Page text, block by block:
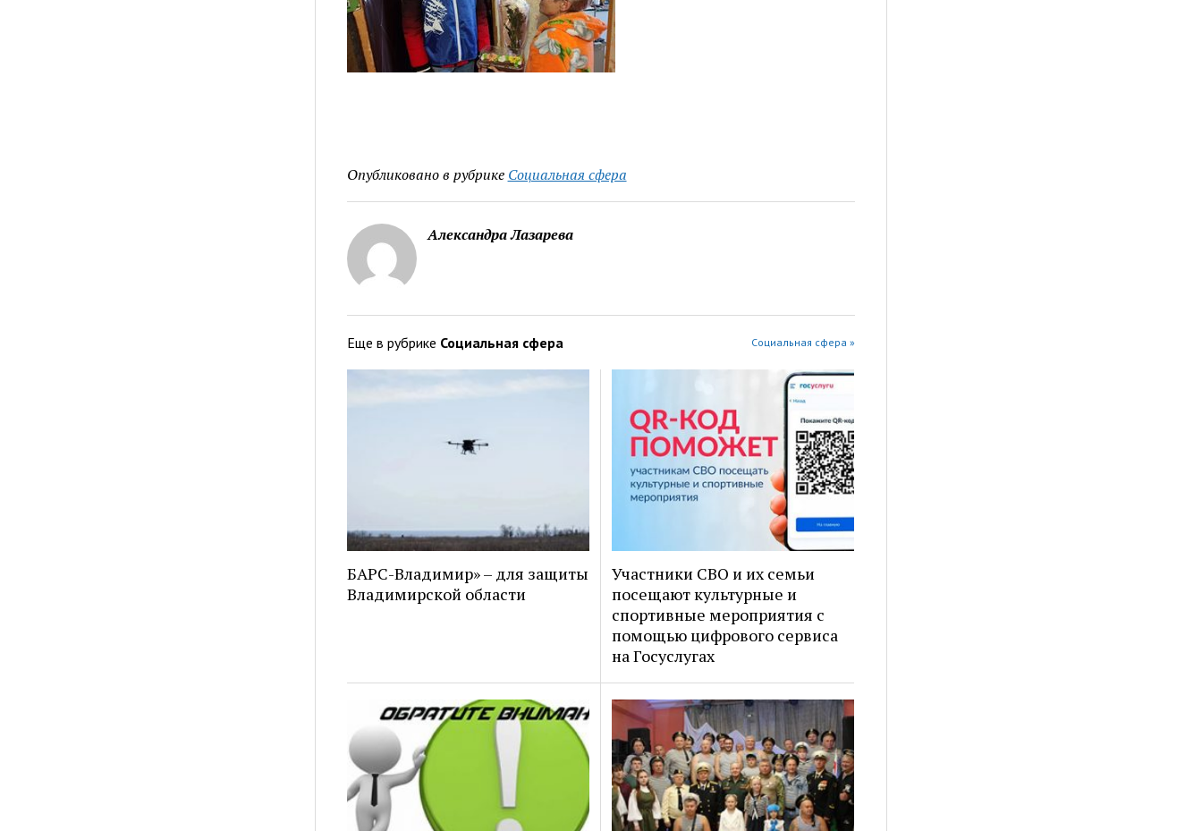
Опубликовано в рубрике Социальная сфера
Александра Лазарева
Еще в рубрике Социальная сфера Социальная сфера »
БАРС-Владимир» – для защиты
Владимирской области
Участники СВО и их семьи
посещают культурные и
спортивные мероприятия с
помощью цифрового сервиса
на Госуслугах